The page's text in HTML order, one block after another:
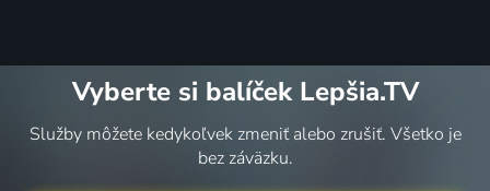
Vyberte si balíček Lepšia.TV
Služby môžete kedykoľvek zmeniť alebo zrušiť. Všetko je
bez záväzku.